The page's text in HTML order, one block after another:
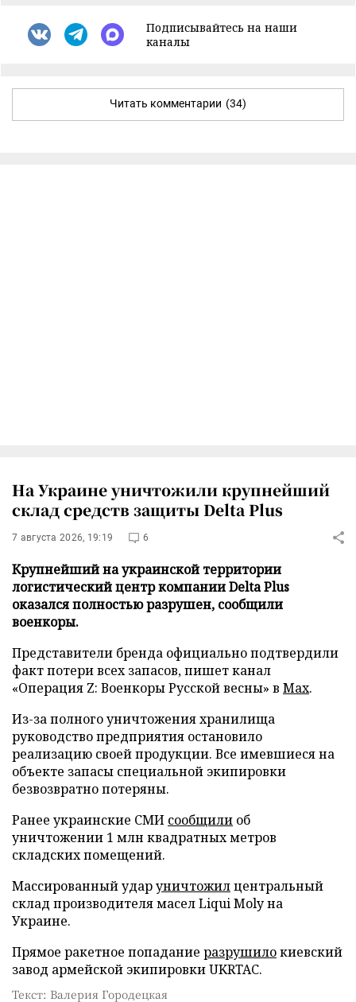
Подписывайтесь на наши
каналы
Читать комментарии (34)
На Украине уничтожили крупнейший
склад средств защиты Delta Plus
7 августа 2026, 19:19 6
Крупнейший на украинской территории
логистический центр компании Delta Plus
оказался полностью разрушен, сообщили
военкоры.
Представители бренда официально подтвердили
факт потери всех запасов, пишет канал
«Операция Z: Военкоры Русской весны» в Max.
Из-за полного уничтожения хранилища
руководство предприятия остановило
реализацию своей продукции. Все имевшиеся на
объекте запасы специальной экипировки
безвозвратно потеряны.
Ранее украинские СМИ сообщили об
уничтожении 1 млн квадратных метров
складских помещений.
Массированный ударуничтожилцентральный
склад производителя масел Liqui Moly на
Украине.
Прямое ракетное попадание разрушилокиевский
завод армейской экипировки UKRTAC.
Текст: Валерия Городецкая